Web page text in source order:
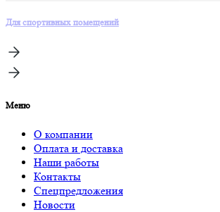
Для спортивных помещений
Меню
О компании
Оплата и доставка
Наши работы
Контакты
Спецпредложения
Новости